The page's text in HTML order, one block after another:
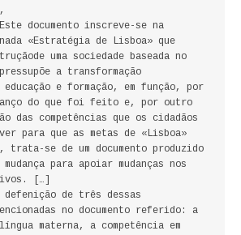
documento inscreve-se na
«Estratégia de Lisboa» que
uma sociedade baseada no
a transformação
educação e formação, em função, por
do que foi feito e, por outro
das competências que os cidadãos
para que as metas de «Lisboa»
trata-se de um documento produzido
para apoiar mudanças nos
[…]
defenição de três dessas
no documento referido: a
língua materna, a competência em